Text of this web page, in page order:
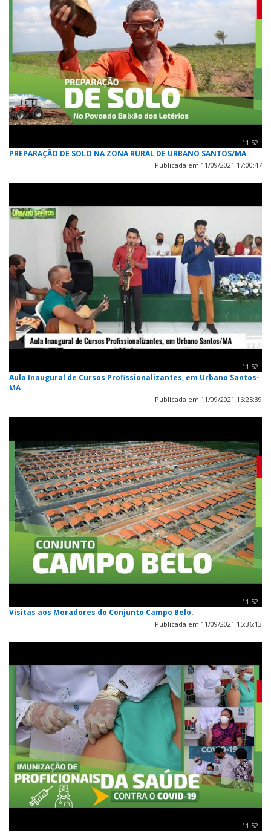
11:52
PREPARAÇÃO DE SOLO NA ZONA RURAL DE URBANO SANTOS/MA.
Publicada em 11/09/2021 17:00:47
11:52
Aula Inaugural de Cursos Profissionalizantes, em Urbano Santos-
MA
Publicada em 11/09/2021 16:25:39
11:52
Visitas aos Moradores do Conjunto Campo Belo.
Publicada em 11/09/2021 15:36:13
11:52